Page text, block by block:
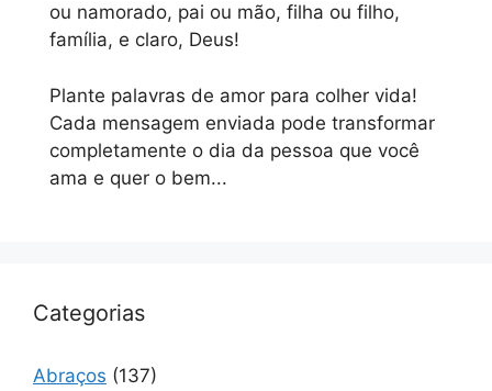
ou namorado, pai ou mão, filha ou filho,
família, e claro, Deus!
Plante palavras de amor para colher vida!
Cada mensagem enviada pode transformar
completamente o dia da pessoa que você
ama e quer o bem...
Categorias
Abraços (137)